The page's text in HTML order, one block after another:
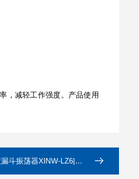
，减轻工作强度。产品使用
器XINW-LZ6|垂直振荡器生产厂家